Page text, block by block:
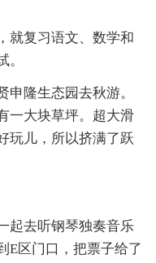
就复习语文、数学和
。
申隆生态园去秋游。
一大块草坪。超大滑
玩儿，所以挤满了跃
起去听钢琴独奏音乐
E区门口，把票子给了